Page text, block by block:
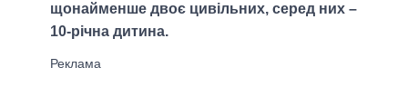
щонайменше двоє цивільних, серед них –
10-річна дитина.